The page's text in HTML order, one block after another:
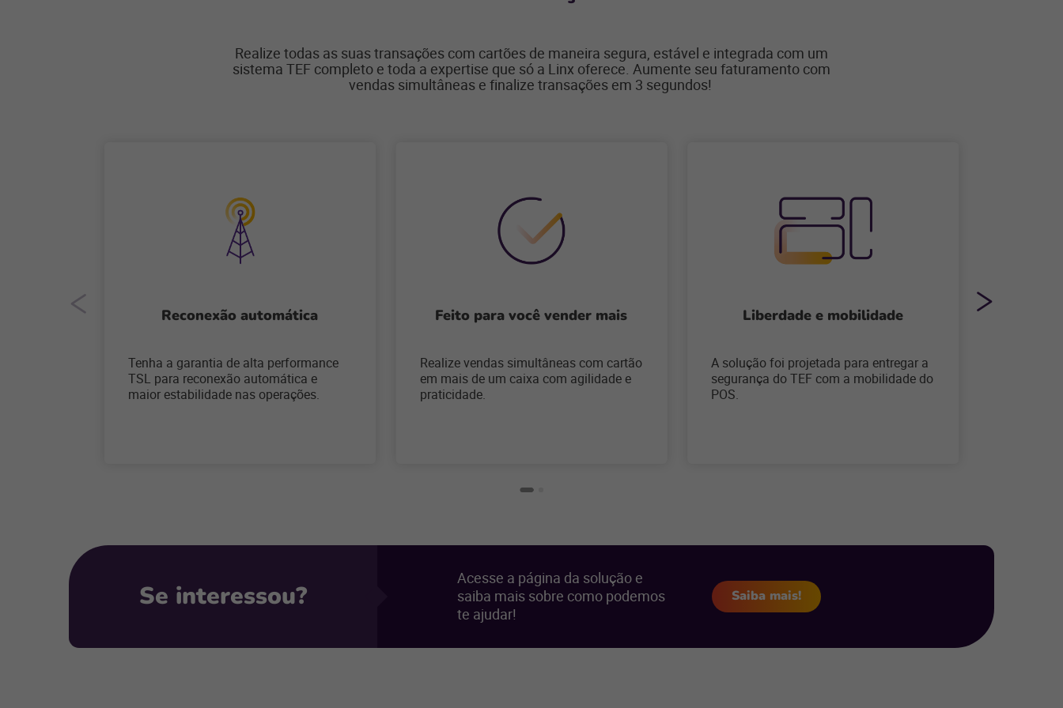
Realize todas as suas transações com cartões de maneira segura, estável e integrada com um
sistema TEF completo e toda a expertise que só a Linx oferece. Aumente seu faturamento com
vendas simultâneas e finalize transações em 3 segundos!
Reconexão automática
Tenha a garantia de alta performance
TSL para reconexão automática e
maior estabilidade nas operações.
Feito para você vender mais
Realize vendas simultâneas com cartão
em mais de um caixa com agilidade e
praticidade.
Liberdade e mobilidade
A solução foi projetada para entregar a
segurança do TEF com a mobilidade do
POS.
Se interessou?
Acesse a página da solução e
saiba mais sobre como podemos
te ajudar!
Saiba mais!